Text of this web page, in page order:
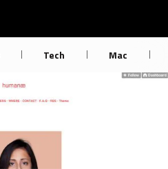
Tech Mac